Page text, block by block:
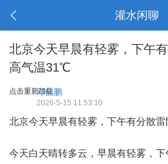
灌水闲聊
北京今天早晨有轻雾，下午
高气温31℃
点击重新加载
邓佳鹏
2026-5-15 11:53:10
北京今天早晨有轻雾，下午有分散
今天白天晴转多云，早晨有轻雾，